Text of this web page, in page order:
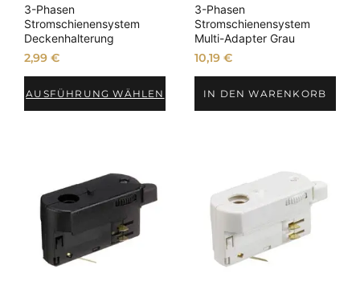
3-Phasen
Stromschienensystem
Deckenhalterung
2,99€
AUSFÜHRUNG WÄHLEN
3-Phasen
Stromschienensystem
Multi-Adapter Grau
10,19 €
IN DEN WARENKORB